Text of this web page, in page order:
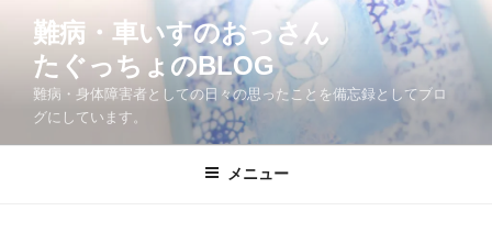
へ
難病・車いすのおっさん
たぐっちょのBLOG
難病・身体障害者としての日々の思ったことを備忘録としてブロ
グにしています。
メニュー